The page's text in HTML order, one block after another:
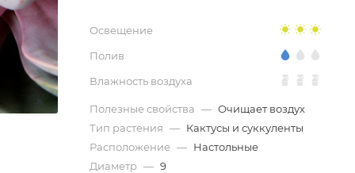
Освещение
Полив
Влажность воздуха
Полезные свойства — Очищает воздух
Тип растения — Кактусы и суккуленты
Расположение — Настольные
Диаметр — 9